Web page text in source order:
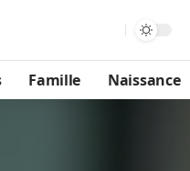
Famille Naissance